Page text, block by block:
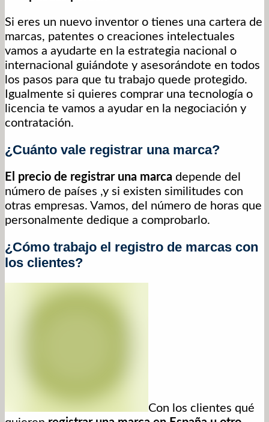
Si eres un nuevo inventor o tienes una cartera de
marcas, patentes o creaciones intelectuales
vamos a ayudarte en la estrategia nacional o
internacional guiándote y asesorándote en todos
los pasos para que tu trabajo quede protegido.
Igualmente si quieres comprar una tecnología o
licencia te vamos a ayudar en la negociación y
contratación.
¿Cuánto vale registrar una marca?
El precio de registrar una marca depende del
número de países ,y si existen similitudes con
otras empresas. Vamos, del número de horas que
personalmente dedique a comprobarlo.
¿Cómo trabajo el registro de marcas con
los clientes?
Con los clientes qué